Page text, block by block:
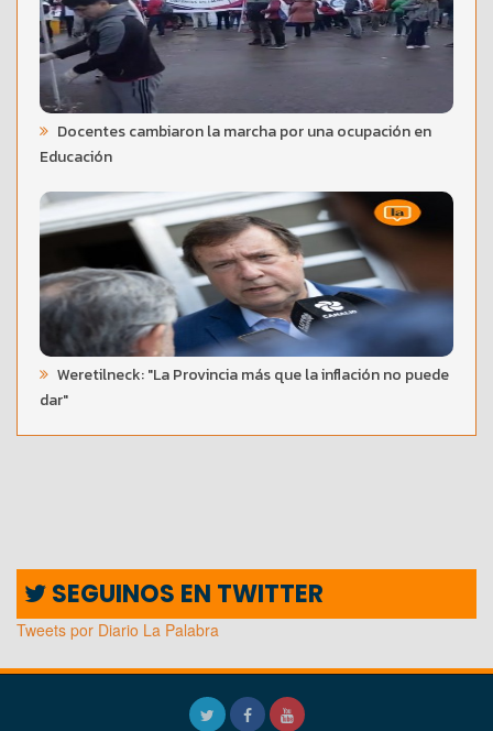
Docentes cambiaron la marcha por una ocupación en
Educación
Weretilneck: "La Provincia más que la inflación no puede
dar"
SEGUINOS EN TWITTER
Tweets por Diario La Palabra